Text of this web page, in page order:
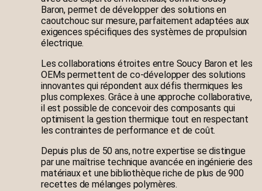
Baron, permet de développer des solutions en
caoutchouc sur mesure, parfaitement adaptées aux
exigences spécifiques des systèmes de propulsion
électrique.
Les collaborations étroites entre Soucy Baron et les
OEMs permettent de co-développer des solutions
innovantes qui répondent aux défis thermiques les
plus complexes. Grâce à une approche collaborative,
il est possible de concevoir des composants qui
optimisent la gestion thermique tout en respectant
les contraintes de performance et de coût.
Depuis plus de 50 ans, notre expertise se distingue
par une maîtrise technique avancée en ingénierie des
matériaux et une bibliothèque riche de plus de 900
recettes de mélanges polymères.